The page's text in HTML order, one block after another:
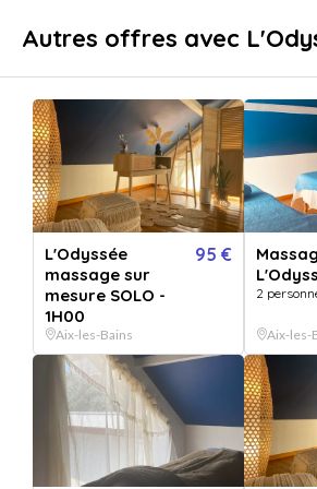
Bien-être Massage Massage Aix-les-Bains
Afficher toutes
les images
Autres offres avec
L'Odyssée
massage sur
mesure SOLO -
1H00
95 €
Aix-les-Bains
2
Aix-les-